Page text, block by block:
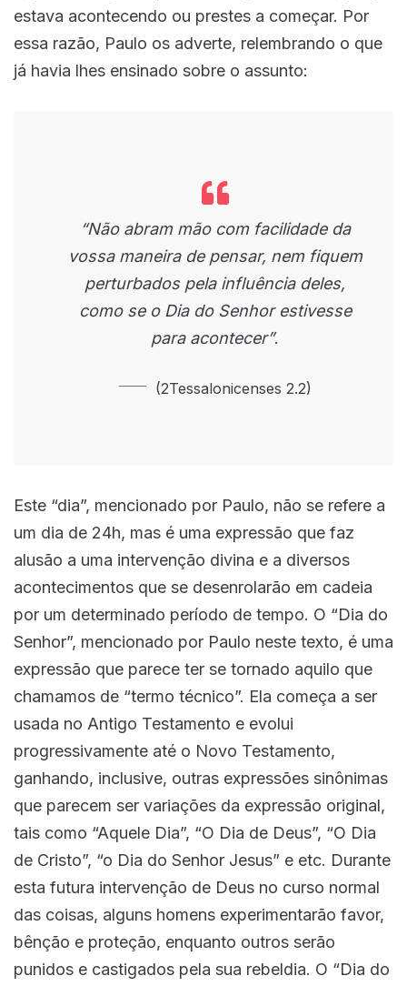
estava acontecendo ou prestes a começar. Por
essa razão, Paulo os adverte, relembrando o que
já havia lhes ensinado sobre o assunto:
“Não abram mão com facilidade da
vossa maneira de pensar, nem fiquem
perturbados pela influência deles,
como se o Dia do Senhor estivesse
para acontecer”.
(2Tessalonicenses 2.2)
Este “dia”, mencionado por Paulo, não se refere a
um dia de 24h, mas é uma expressão que faz
alusão a uma intervenção divina e a diversos
acontecimentos que se desenrolarão em cadeia
por um determinado período de tempo. O “Dia do
Senhor”, mencionado por Paulo neste texto, é uma
expressão que parece ter se tornado aquilo que
chamamos de “termo técnico”. Ela começa a ser
usada no Antigo Testamento e evolui
progressivamente até o Novo Testamento,
ganhando, inclusive, outras expressões sinônimas
que parecem ser variações da expressão original,
tais como “Aquele Dia”, “O Dia de Deus”, “O Dia
de Cristo”, “o Dia do Senhor Jesus” e etc. Durante
esta futura intervenção de Deus no curso normal
das coisas, alguns homens experimentarão favor,
bênção e proteção, enquanto outros serão
punidos e castigados pela sua rebeldia. O “Dia do